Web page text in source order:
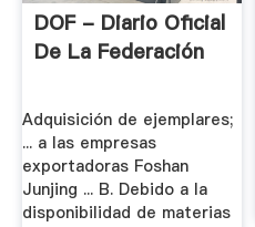
DOF - Diario Oficial
De La Federación
Adquisición de ejemplares;
... a las empresas
exportadoras Foshan
Junjing ... B. Debido a la
disponibilidad de materias